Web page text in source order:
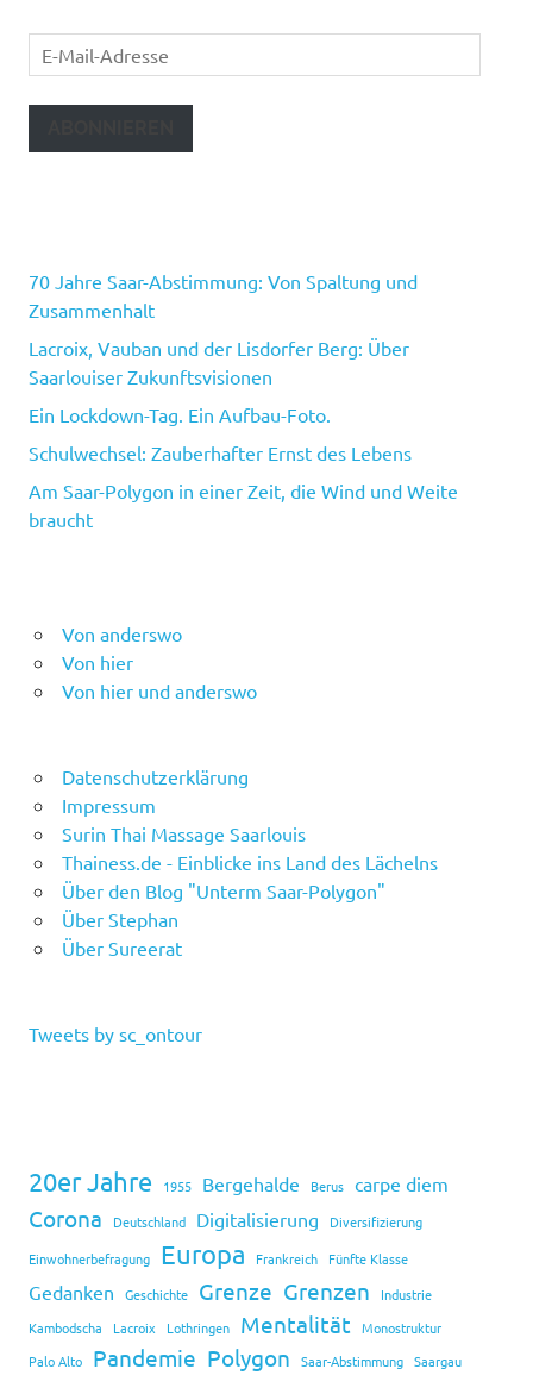
E-
Mail-
Adresse
70 Jahre Saar-Abstimmung: Von Spaltung und
Zusammenhalt
Lacroix, Vauban und der Lisdorfer Berg: Über
Saarlouiser Zukunftsvisionen
Ein Lockdown-Tag. Ein Aufbau-Foto.
Schulwechsel: Zauberhafter Ernst des Lebens
Am Saar-Polygon in einer Zeit, die Wind und Weite
braucht
Von anderswo
Von hier
Von hier und anderswo
Datenschutzerklärung
Impressum
Surin Thai Massage Saarlouis
Thainess.de - Einblicke ins Land des Lächelns
Über den Blog "Unterm Saar-Polygon"
Über Stephan
Über Sureerat
Tweets by sc_ontour
20er Jahre 1955 Bergehalde Berus carpe diem
Corona Deutschland Digitalisierung
Diversifizierung
Einwohnerbefragung
Europa Frankreich Fünfte Klasse
Gedanken Geschichte Grenze Grenzen
Industrie
Kambodscha
Lacroix Lothringen Mentalität
Monostruktur
Palo Alto
Pandemie Polygon Saar-Abstimmung Saargau